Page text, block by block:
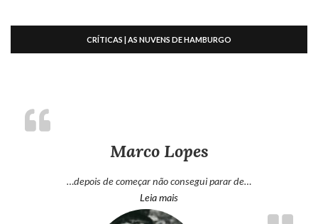
CRÍTICAS | AS NUVENS DE HAMBURGO
Marco Lopes
…depois de começar não consegui parar de…
Leia mais“Marco Lopes”